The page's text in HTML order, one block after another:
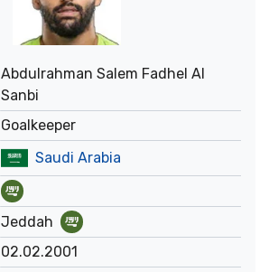
Abdulrahman Salem Fadhel Al
Sanbi
Goalkeeper
Saudi Arabia
Jeddah
02.02.2001